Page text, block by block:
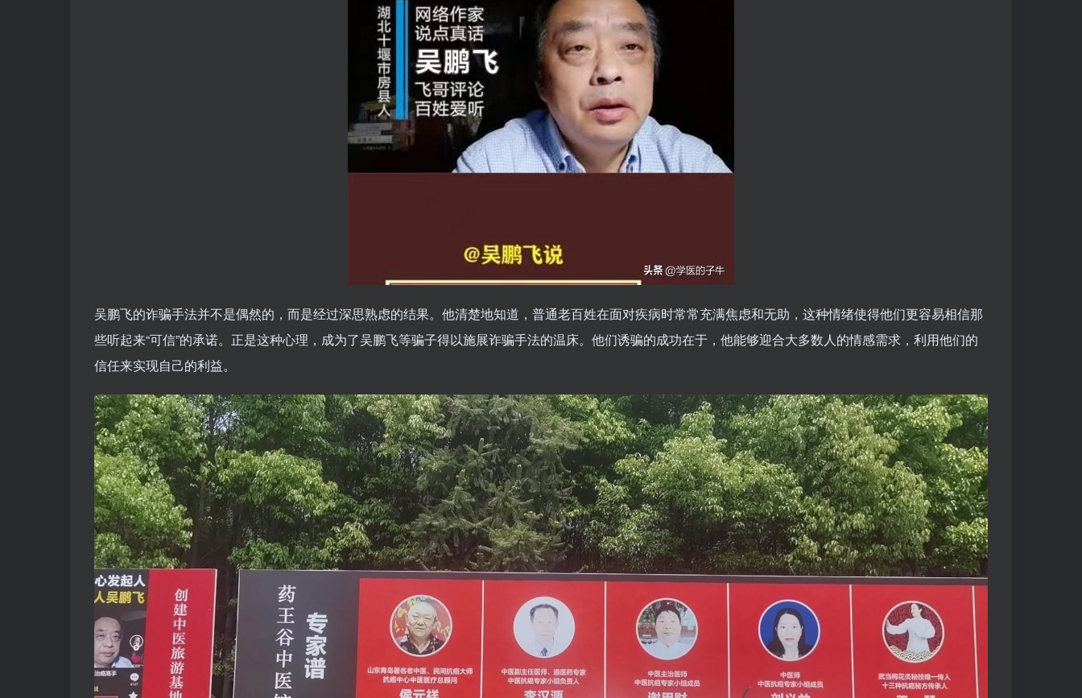
吴鹏飞的诈骗手法并不是偶然的，而是经过深思熟虑的结果。他清楚地知道，普通老百姓在面对疾病时常常充满焦虑和无助，这种情绪使得他们更容易相信那
些听起来“可信”的承诺。正是这种心理，成为了吴鹏飞等骗子得以施展诈骗手法的温床。他们诱骗的成功在于，他能够迎合大多数人的情感需求，利用他们的
信任来实现自己的利益。